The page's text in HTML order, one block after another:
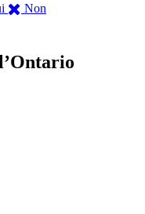
,
été
Non
m’a